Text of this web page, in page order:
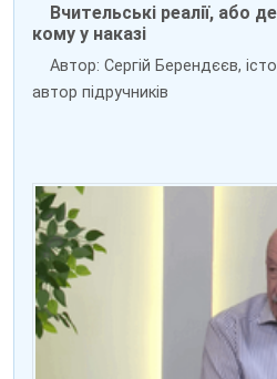
Вчительські реалії, або
кому у наказі
Автор: Сергій Берендєєв,
автор підручників